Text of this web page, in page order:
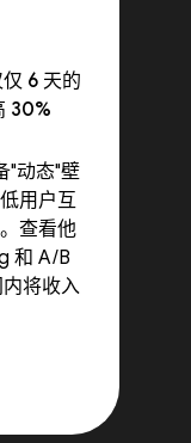
6 天的
30%
"动态"壁
用户互
查看他
和 A/B
将收入